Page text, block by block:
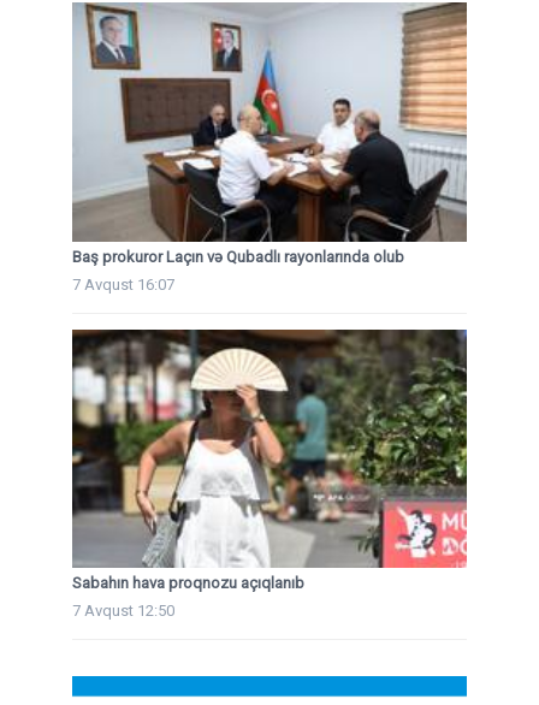
Baş prokuror Laçın və Qubadlı rayonlarında olub
7 Avqust 16:07
Sabahın hava proqnozu açıqlanıb
7 Avqust 12:50